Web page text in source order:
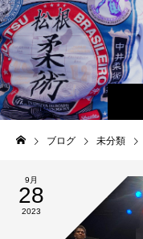
ブログ 未分類
9月
28
2023